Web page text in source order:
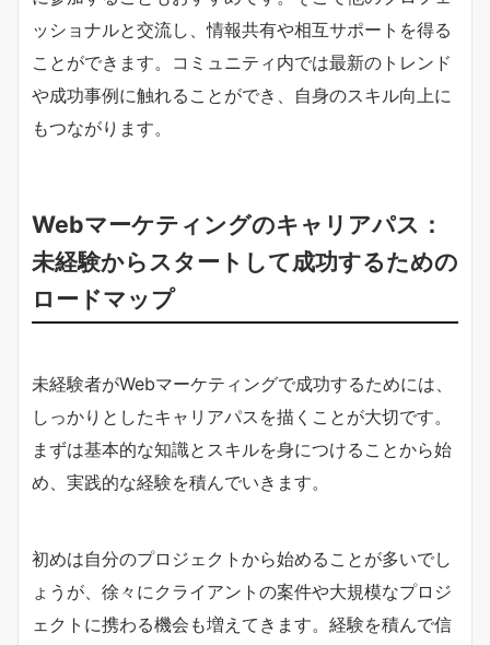
ッショナルと交流し、情報共有や相互サポートを得る
ことができます。コミュニティ内では最新のトレンド
や成功事例に触れることができ、自身のスキル向上に
もつながります。
Webマーケティングのキャリアパス：
未経験からスタートして成功するための
ロードマップ
未経験者がWebマーケティングで成功するためには、
しっかりとしたキャリアパスを描くことが大切です。
まずは基本的な知識とスキルを身につけることから始
め、実践的な経験を積んでいきます。
初めは自分のプロジェクトから始めることが多いでし
ょうが、徐々にクライアントの案件や大規模なプロジ
ェクトに携わる機会も増えてきます。経験を積んで信